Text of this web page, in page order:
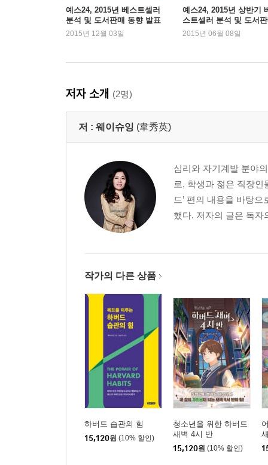
실패하라, 다만 두려워하지 마라
제3장. 열정은 우리를 뛰게 한다
뛰어난 자가 아닌 열정을 가진 자
열정이 습관화되면 삶이 신난다
한 가지 일에 열정을 집중하라
제4장. 행동하고, 또 행동하라
너무 늦어서 못할 일이란 없다
오늘과 내일, 언제 눈물을 흘릴 것인가?
가장 달콤한 습관, 미룸
오늘 걷지 않으면 내일은 뛰어야 한다
제5장. 세상에서 가장 리스크 적은 생산, 배움
지식은 가장 안전한 재산이다
척박한 땅에도 배움의 싹을 틔울 수 있다
배움의 고통은 잠시지만 배우지 못한 고통은 평생
죽은 지식과 살아있는 지식
세상에서 가장 큰 투자
어설픈 배움은 아니 배운 것만 못하다
예스24, 2015년 베스트셀러
분석 및 도서판매 동향 발표
2015년 12월 03일
예스24, 2015년 상반기
스트셀러 분석 및 도서
동향 발표
2015년 06월 08일
저자 소개 (2명)
저 : 웨이슈잉 (韋秀英)
심리와 자기계발 분야
로, 학생과 젊은 직장인
드’ 편의 내용을 바탕
했다. 저자의 글은 독자
작가의 다른 상품
하버드 습관의 힘
15,120원 (10% 할인)
청소년을 위한 하버드
새벽 4시 반
15,120원 (10% 할인)